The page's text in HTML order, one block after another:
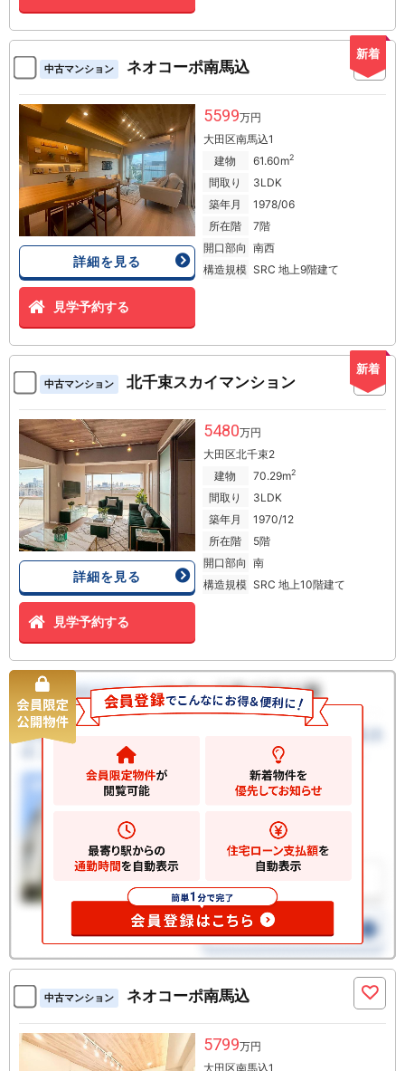
新着
中古マンション ネオコーポ南馬込
詳細を見る
見学予約する
5599万円
大田区南馬込1
建物
61.60m2
間取り
3LDK
築年月
1978/06
所在階
7階
開口部向 南西
構造規模 SRC 地上9階建て
新着
中古マンション 北千束スカイマンション
詳細を見る
見学予約する
5480万円
大田区北千束2
建物
70.29m2
間取り
3LDK
築年月
1970/12
所在階
5階
開口部向 南
構造規模 SRC 地上10階建て
中古マンション ネオコーポ南馬込
5799万円
大田区南馬込1